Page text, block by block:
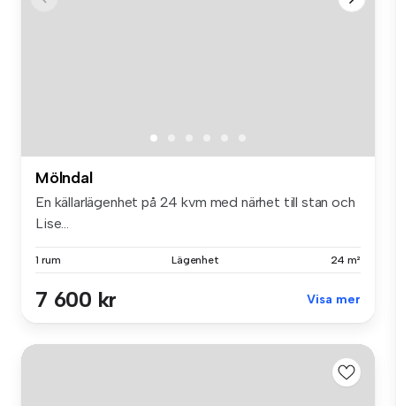
Mölndal
En källarlägenhet på 24 kvm med närhet till stan och
Lise...
1 rum Lägenhet 24 m²
7 600 kr Visa mer